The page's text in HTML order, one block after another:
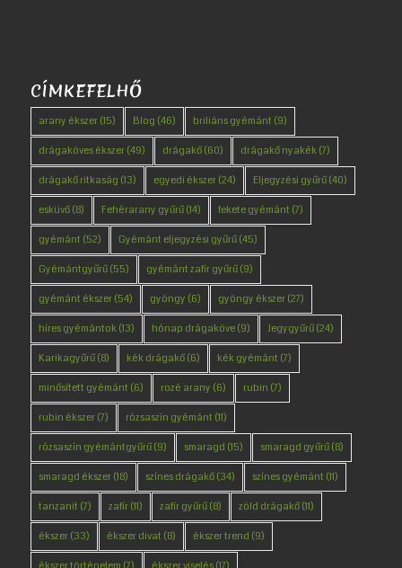
CÍMKEFELHŐ
arany ékszer(15) Blog (46) briliáns gyémánt (9)
drágaköves ékszer(49) drágakő(60) drágakő nyakék(7)
drágakő ritkaság (13) egyedi ékszer(24) Eljegyzési gyűrű(40)
esküvő(8) Fehérarany gyűrű(14) fekete gyémánt (7)
gyémánt (52) Gyémánt eljegyzési gyűrű(45)
Gyémántgyűrű(55) gyémánt zafír gyűrű(9)
gyémánt ékszer(54) gyöngy (6) gyöngy ékszer(27)
híres gyémántok(13) hónap drágaköve(9) Jegygyűrű(24)
Karikagyűrű(8) kék drágakő(6) kék gyémánt (7)
minősített gyémánt (6) rozé arany (6) rubin (7)
rubin ékszer(7) rózsaszín gyémánt (11)
rózsaszín gyémántgyűrű(9) smaragd (15) smaragd gyűrű(8)
smaragd ékszer(18) színes drágakő(34) színes gyémánt (11)
tanzanit (7) zafír(11) zafír gyűrű(8) zöld drágakő(11)
ékszer(33) ékszer divat (8) ékszer trend (9)